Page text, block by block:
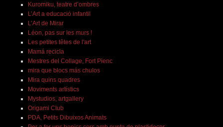
Kuromiku, teatre d’ombres
L’Art a educació infantil
L’Art de Mirar
Léon, pas sur les murs !
Les petites têtes de l'art
Mamá recicla
Mestres del Collage, Fort Pienc
mira que blocs más chulos
Mira quins quadres
Moviments artístics
Mystudios, artgallery
Origami Club
PDA, Petits Dibuixos Animats